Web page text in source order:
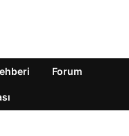
Forum